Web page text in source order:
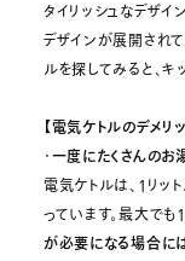
タイリッシュなデザ
デザインが展開され
ルを探してみると、
【電気ケトルのデメリッ
・一度にたくさんのお
電気ケトルは、1リッ
っています。最大で
が必要になる場合に